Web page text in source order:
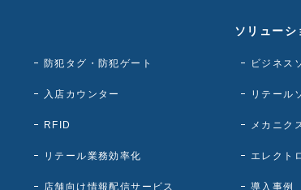
防犯タグ・防犯ゲート
入店カウンター
RFID
リテール業務効率化
店舗向け情報配信サービス
ソリューシ
ビジネス
リテール
メカニク
エレクト
導入事例